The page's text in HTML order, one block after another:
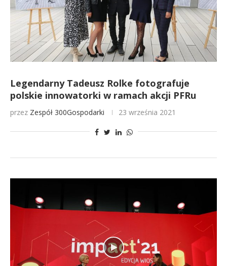
Legendarny Tadeusz Rolke fotografuje
polskie innowatorki w ramach akcji PFRu
przez Zespół 300Gospodarki 23 września 2021